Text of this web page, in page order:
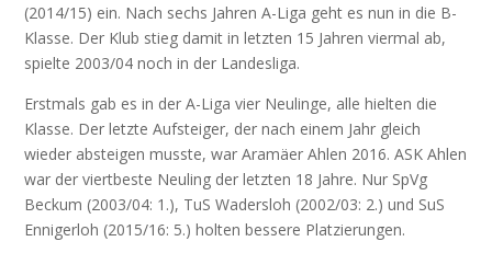
(2014/15) ein. Nach sechs Jahren A-Liga geht es nun in die B-
Klasse. Der Klub stieg damit in letzten 15 Jahren viermal ab,
spielte 2003/04 noch in der Landesliga.
Erstmals gab es in der A-Liga vier Neulinge, alle hielten die
Klasse. Der letzte Aufsteiger, der nach einem Jahr gleich
wieder absteigen musste, war Aramäer Ahlen 2016. ASK Ahlen
war der viertbeste Neuling der letzten 18 Jahre. Nur SpVg
Beckum (2003/04: 1.), TuS Wadersloh (2002/03: 2.) und SuS
Ennigerloh (2015/16: 5.) holten bessere Platzierungen.